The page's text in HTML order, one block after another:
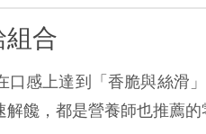
組合
口感上達到「香脆與絲滑
饞，都是營養師也推薦的